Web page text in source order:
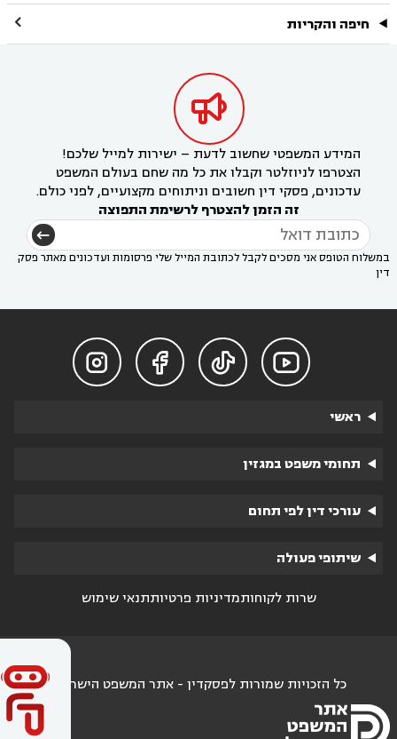
חיפה והקריות 

המידע המשפטי שחשוב לדעת – ישירות למייל שלכם!
הצטרפו לניוזלטר וקבלו את כל מה שחם בעולם המשפט
עדכונים, פסקי דין חשובים וניתוחים מקצועיים, לפני כולם.
זה הזמן להצטרף לרשימת התפוצה
במשלוח הטופס אני מסכים לקבל לכתובת המייל שלי פרסומות ועדכונים מאתר פסק
דין




ראשי
תחומי משפט במגזין
עורכי דין לפי תחום
שיתופי פעולה
שרות לקוחותמדיניות פרטיותתנאי שימוש
כל הזכויות שמורות לפסקדין - אתר המשפט הישראלי